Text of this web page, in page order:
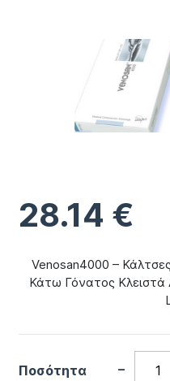
28.14 €
Venosan4000 –
Κάτω Γόνατος
Ποσότητα -